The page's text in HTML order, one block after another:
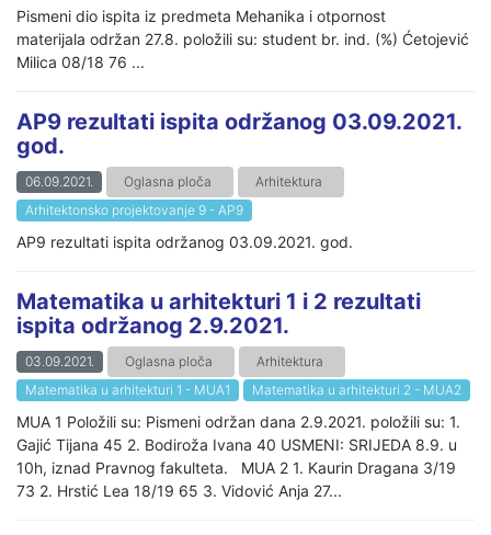
Pismeni dio ispita iz predmeta Mehanika i otpornost
materijala održan 27.8. položili su: student br. ind. (%) Ćetojević
Milica 08/18 76 ...
AP9 rezultati ispita održanog 03.09.2021.
god.
06.09.2021. Oglasna ploča
Arhitektura
Arhitektonsko projektovanje 9 - AP9
AP9 rezultati ispita održanog 03.09.2021. god.
Matematika u arhitekturi 1 i 2 rezultati
ispita održanog 2.9.2021.
03.09.2021. Oglasna ploča
Arhitektura
Matematika u arhitekturi 1 - MUA1
Matematika u arhitekturi 2 - MUA2
MUA 1 Položili su: Pismeni održan dana 2.9.2021. položili su: 1.
Gajić Tijana 45 2. Bodiroža Ivana 40 USMENI: SRIJEDA 8.9. u
10h, iznad Pravnog fakulteta. MUA 2 1. Kaurin Dragana 3/19
73 2. Hrstić Lea 18/19 65 3. Vidović Anja 27...